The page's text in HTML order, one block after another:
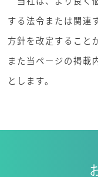
する法令または関連
方針を改定すること
また当ページの掲載
とします。